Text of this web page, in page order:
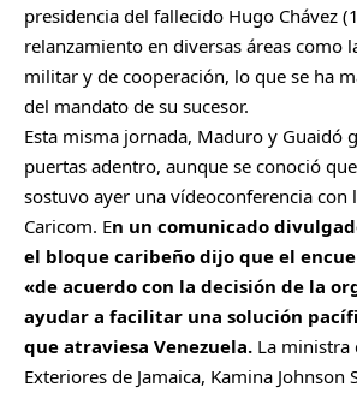
presidencia del fallecido Hugo Chávez
relanzamiento en diversas áreas como
militar y de cooperación, lo que se ha
del mandato de su sucesor.
Esta misma jornada, Maduro y Guaidó
puertas adentro, aunque se conoció
sostuvo ayer una vídeoconferencia con
Caricom. En un comunicado
el bloque caribeño dijo que el
«de acuerdo con la decisión de la
ayudar a facilitar una solución
que atraviesa Venezuela. La ministra
Exteriores de Jamaica, Kamina Johnson